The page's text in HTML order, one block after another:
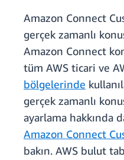
Amazon Connect
gerçek zamanlı
Amazon Connect
tüm AWS ticari ve
bölgelerinde
gerçek zamanlı
ayarlama hakkında
Amazon Connect
bakın. AWS bulut